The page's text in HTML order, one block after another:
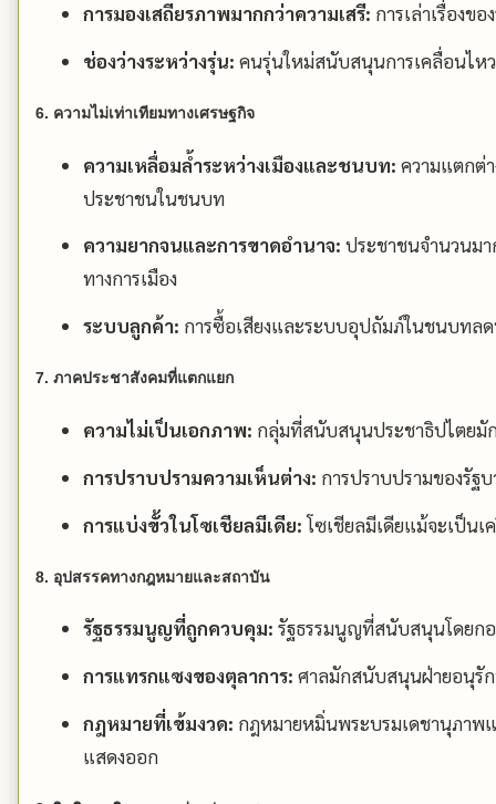
การมองเสถียรภาพมากกว่าความเสรี: การเล่าเรื่องข
ช่องว่างระหว่างรุ่น: คนรุ่นใหม่สนับสนุนการเคลื่อนไห
6. ความไม่เท่าเทียมทางเศรษฐกิจ
ความเหลื่อมล้ำระหว่างเมืองและชนบท: ความแตกต่
ประชาชนในชนบท
ความยากจนและการขาดอำนาจ: ประชาชนจำนวนม
ทางการเมือง
ระบบลูกค้า: การซื้อเสียงและระบบอุปถัมภ์ในชนบทล
7. ภาคประชาสังคมที่แตกแยก
ความไม่เป็นเอกภาพ: กลุ่มที่สนับสนุนประชาธิปไตยมั
การปราบปรามความเห็นต่าง: การปราบปรามของรัฐ
การแบ่งขั้วในโซเชียลมีเดีย:โซเชียลมีเดียแม้จะเป็น
8. อุปสรรคทางกฎหมายและสถาบัน
รัฐธรรมนูญที่ถูกควบคุม: รัฐธรรมนูญที่สนับสนุนโดยก
การแทรกแซงของตุลาการ: ศาลมักสนับสนุนฝ่ายอนุรั
กฎหมายที่เข้มงวด: กฎหมายหมิ่นพระบรมเดชานุภาพ
แสดงออก